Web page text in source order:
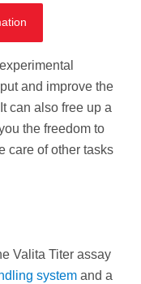
and improve the
can also free up a
the freedom to
care of other tasks
Valita Titer assay
system and a